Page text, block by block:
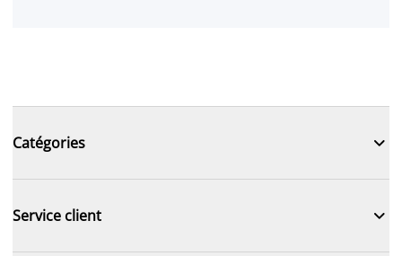
Catégories 
Service client 